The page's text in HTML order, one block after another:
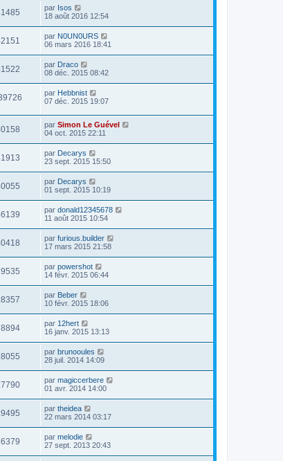
par Isos
18 août 2016 12:54
par N0UN0URS
06 mars 2016 18:41
par Draco
08 déc. 2015 08:42
par Hebbnist
07 déc. 2015 19:07
par Simon Le Guével
04 oct. 2015 22:11
par Decarys
23 sept. 2015 15:50
par Decarys
01 sept. 2015 10:19
par donald12345678
11 août 2015 10:54
par furious.builder
17 mars 2015 21:58
par powershot
14 févr. 2015 06:44
par Beber
10 févr. 2015 18:06
par 12hert
16 janv. 2015 13:13
par brunooules
28 juil. 2014 14:09
par magiccerbere
01 avr. 2014 14:00
par theidea
22 mars 2014 03:17
par melodie
27 sept. 2013 20:43